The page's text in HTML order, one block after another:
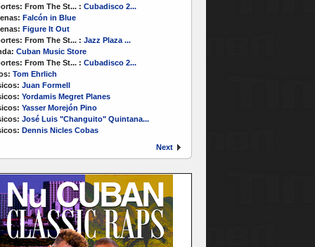
From The St... : Cubadisco 2...
Falcón in Blue
Figure It Out
From The St... : Jazz Plaza ...
Cuban Music Store
From The St... : Cubadisco 2...
Tom Ehrlich
Juan Formell
Yordamis Megret Planes
Yasser Morejón Pino
José Luis "Changuito" Quintana...
Dennis Nicles Cobas
Next